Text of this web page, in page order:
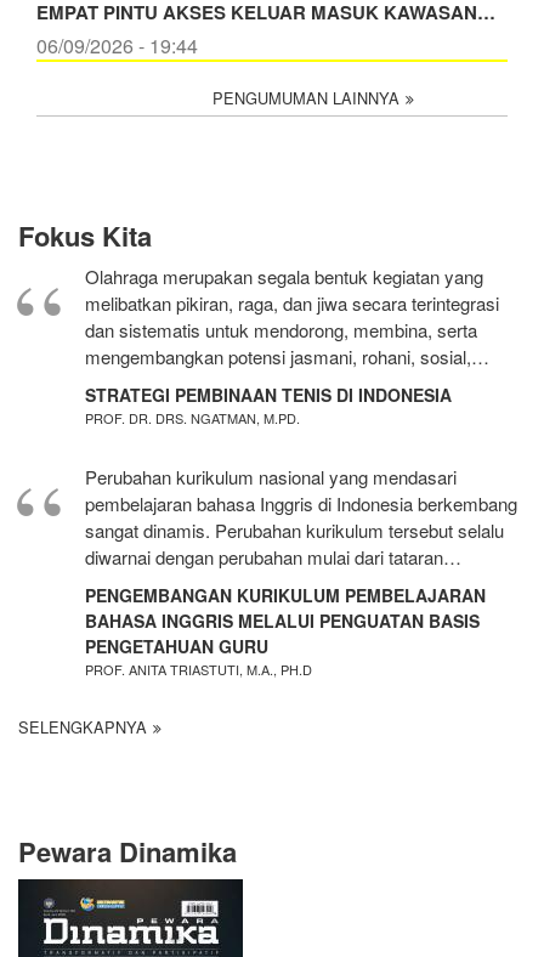
EMPAT PINTU AKSES KELUAR MASUK KAWASAN…
06/09/2026 - 19:44
PENGUMUMAN LAINNYA
Fokus Kita
Olahraga merupakan segala bentuk kegiatan yang
melibatkan pikiran, raga, dan jiwa secara terintegrasi
dan sistematis untuk mendorong, membina, serta
mengembangkan potensi jasmani, rohani, sosial,…
STRATEGI PEMBINAAN TENIS DI INDONESIA
PROF. DR. DRS. NGATMAN, M.PD.
Perubahan kurikulum nasional yang mendasari
pembelajaran bahasa Inggris di Indonesia berkembang
sangat dinamis. Perubahan kurikulum tersebut selalu
diwarnai dengan perubahan mulai dari tataran…
PENGEMBANGAN KURIKULUM PEMBELAJARAN
BAHASA INGGRIS MELALUI PENGUATAN BASIS
PENGETAHUAN GURU
PROF. ANITA TRIASTUTI, M.A., PH.D
SELENGKAPNYA
Pewara Dinamika